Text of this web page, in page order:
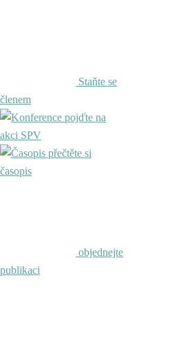
Staňte se
členem
pojďte na
akci SPV
přečtěte si
časopis
objednejte
publikaci